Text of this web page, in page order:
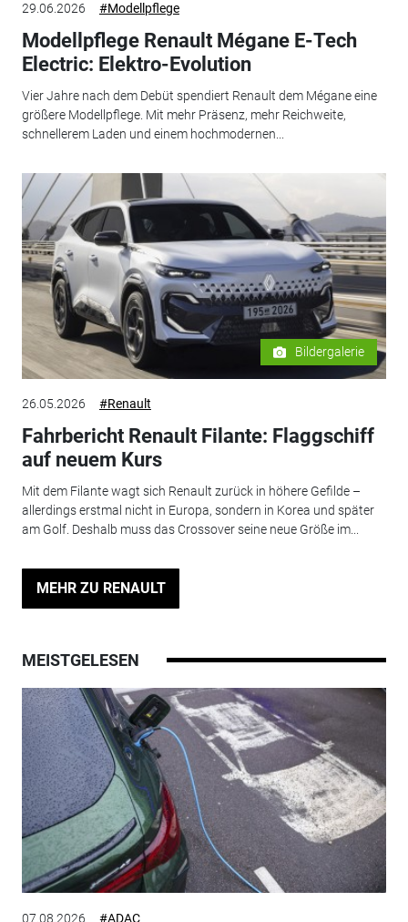
29.06.2026 #Modellpflege
Modellpflege Renault Mégane E-Tech
Electric: Elektro-Evolution
Vier Jahre nach dem Debüt spendiert Renault dem Mégane eine
größere Modellpflege. Mit mehr Präsenz, mehr Reichweite,
schnellerem Laden und einem hochmodernen...
Bildergalerie
26.05.2026 #Renault
Fahrbericht Renault Filante: Flaggschiff
auf neuem Kurs
Mit dem Filante wagt sich Renault zurück in höhere Gefilde –
allerdings erstmal nicht in Europa, sondern in Korea und später
am Golf. Deshalb muss das Crossover seine neue Größe im...
MEHR ZU RENAULT
MEISTGELESEN
07.08.2026 #ADAC